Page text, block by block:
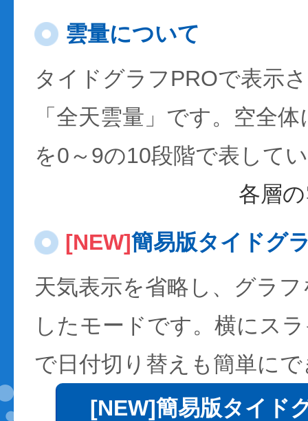
雲量について
タイドグラフPROで表示
「全天雲量」です。空全
を0～9の10段階で表して
各層
[NEW]簡易版タイドグ
天気表示を省略し、グラ
したモードです。横にス
で日付切り替えも簡単に
[NEW]簡易版タイド